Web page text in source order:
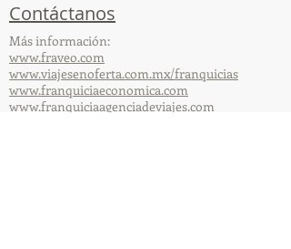
Contáctanos
Más información:
www.fraveo.com
www.viajesenoferta.com.mx/franquicias
www.franquiciaeconomica.com
www.franquiciaagenciadeviajes.com